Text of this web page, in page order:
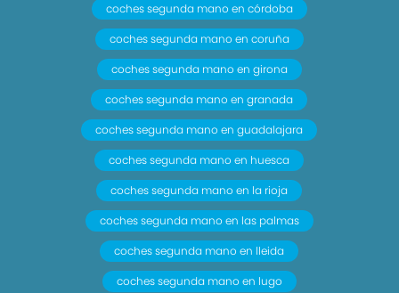
coches segunda mano en córdoba
coches segunda mano en coruña
coches segunda mano en girona
coches segunda mano en granada
coches segunda mano en guadalajara
coches segunda mano en huesca
coches segunda mano en la rioja
coches segunda mano en las palmas
coches segunda mano en lleida
coches segunda mano en lugo